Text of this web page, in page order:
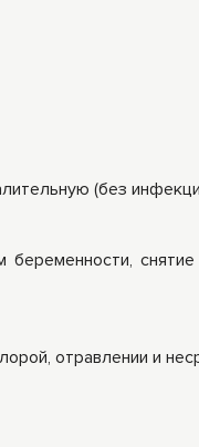
(без
отравлении и